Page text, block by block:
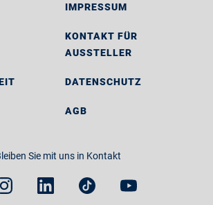
IMPRESSUM
KONTAKT FÜR
AUSSTELLER
DATENSCHUTZ
AGB
Sie mit uns in Kontakt